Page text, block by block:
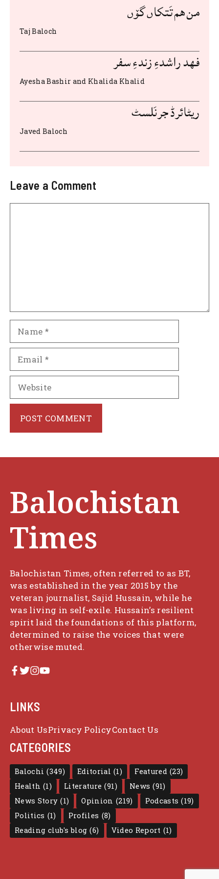
o
o
k
st
من هم تَتکاں گۆں
Taj Baloch
فهد راشدءِ زندءِ سفر
Ayesha Bashir and Khalida Khalid
ریٹائرڈ جرنَلسٹ
Javed Baloch
Leave a Comment
Website
Balochistan
Times
Balochistan Times, often referred to as BT,
was established in the year 2015 by the
veteran journalist, Sajid Hussain, while he
was living in self-exile. Hussain’s resilient
spirit laid the foundations of this platform,
determined to raise the voices that were
otherwise muted.
LINKS
About UsPrivacy PolicyContact Us
CATEGORIES
Balochi (349) Editorial (1) Featured (23)
Health (1) Literature (91) News (91)
News Story (1) Opinion (219) Podcasts (19)
Politics (1) Profiles (8)
Reading club's blog (6) Video Report (1)